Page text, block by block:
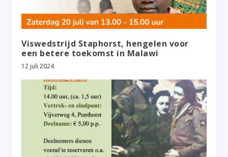
Viswedstrijd Staphorst, hengelen voor
een betere toekomst in Malawi
12 juli 2024